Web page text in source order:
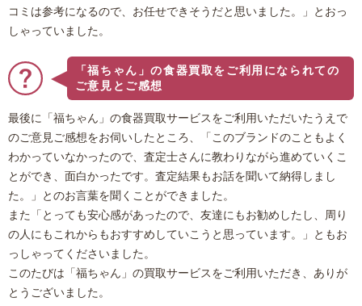
コミは参考になるので、お任せできそうだと思いました。」とおっ
しゃっていました。
「福ちゃん」の食器買取をご利用になられての
ご意見とご感想
最後に「福ちゃん」の食器買取サービスをご利用いただいたうえで
のご意見ご感想をお伺いしたところ、「このブランドのこともよく
わかっていなかったので、査定士さんに教わりながら進めていくこ
とができ、面白かったです。査定結果もお話を聞いて納得しまし
た。」とのお言葉を聞くことができました。
また「とっても安心感があったので、友達にもお勧めしたし、周り
の人にもこれからもおすすめしていこうと思っています。」ともお
っしゃってくださいました。
このたびは「福ちゃん」の買取サービスをご利用いただき、ありが
とうございました。